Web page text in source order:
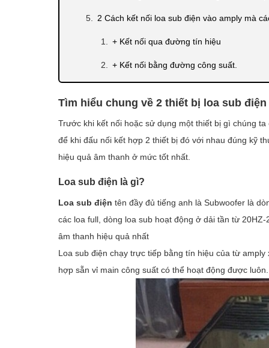
2 Cách kết nối loa sub điện vào amply mà
+ Kết nối qua đường tín hiệu
+ Kết nối bằng đường công suất.
Tìm hiểu chung về 2 thiết bị loa sub điện
Trước khi kết nối hoặc sử dụng một thiết bị gì chúng
để khi đấu nối kết hợp 2 thiết bị đó với nhau đúng kỹ
hiệu quả âm thanh ở mức tốt nhất.
Loa sub điện là gì?
Loa sub điện tên đầy đủ tiếng anh là Subwoofer là
các loa full, dòng loa sub hoạt động ở dải tần từ
âm thanh hiệu quả nhất
Loa sub điện chạy trực tiếp bằng tín hiệu của từ
hợp sẵn vỉ main công suất có thể hoạt động được luôn.